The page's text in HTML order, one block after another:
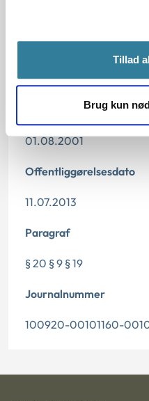
Tillad
Brug kun
Dato for underskrift
01.08.2001
Offentliggørelsesdato
11.07.2013
Paragraf
§ 20 § 9 § 19
Journalnummer
100920-00101160-